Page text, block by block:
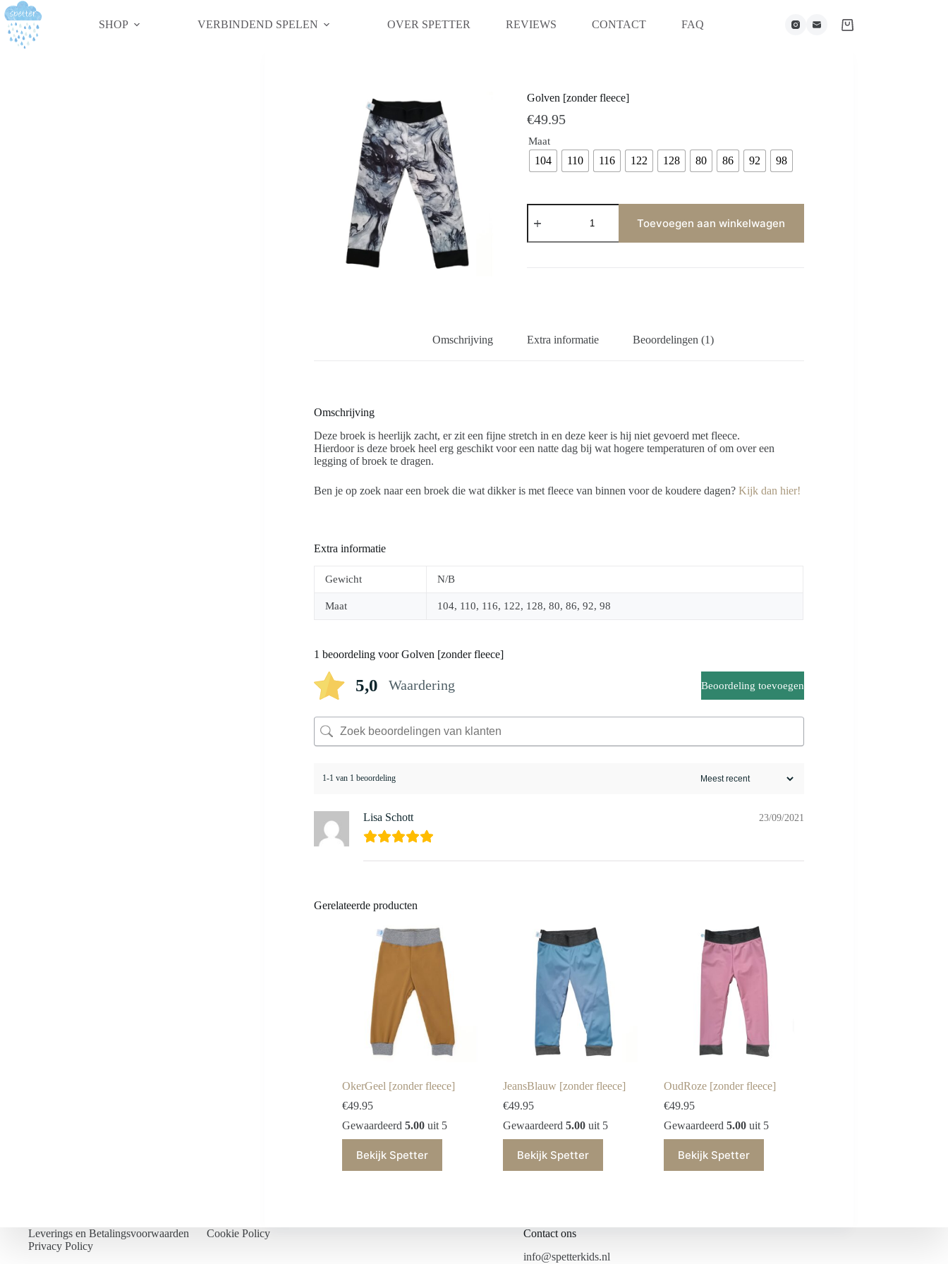
SHOP VERBINDEND SPELEN OVER SPETTER REVIEWS CONTACT FAQ
Golven [zonder fleece]
€49.95
Maat
104 110 116 122 128 80 86 92 98
Toevoegen aan winkelwagen
Omschrijving Extra informatie Beoordelingen (1)
Omschrijving
Deze broek is heerlijk zacht, er zit een fijne stretch in en deze keer is hij niet gevoerd met fleece.
Hierdoor is deze broek heel erg geschikt voor een natte dag bij wat hogere temperaturen of om over een
legging of broek te dragen.
Ben je op zoek naar een broek die wat dikker is met fleece van binnen voor de koudere dagen?Kijk dan hier!
Extra informatie
Gewicht N/B
Maat 104, 110, 116, 122, 128, 80, 86, 92, 98
1 beoordeling voorGolven [zonder fleece]
5,0 Waardering Beoordeling toevoegen
1-1 van 1 beoordeling
Lisa Schott 23/09/2021
Gerelateerde producten
OkerGeel [zonder fleece]
€49.95
Gewaardeerd 5.00uit 5
Bekijk Spetter
JeansBlauw [zonder fleece]
€49.95
Gewaardeerd5.00 uit 5
Bekijk Spetter
OudRoze [zonder fleece]
€49.95
Gewaardeerd5.00 uit 5
Bekijk Spetter
Leverings en Betalingsvoorwaarden
Cookie Policy
Privacy Policy
Contact ons
info@spetterkids.nl